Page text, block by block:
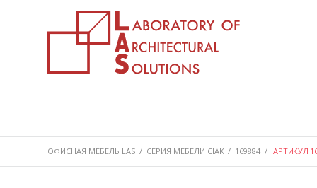
ОФИСНАЯ МЕБЕЛЬ LAS / СЕРИЯ МЕБЕЛИ CIAK / 169884 / АРТИКУЛ